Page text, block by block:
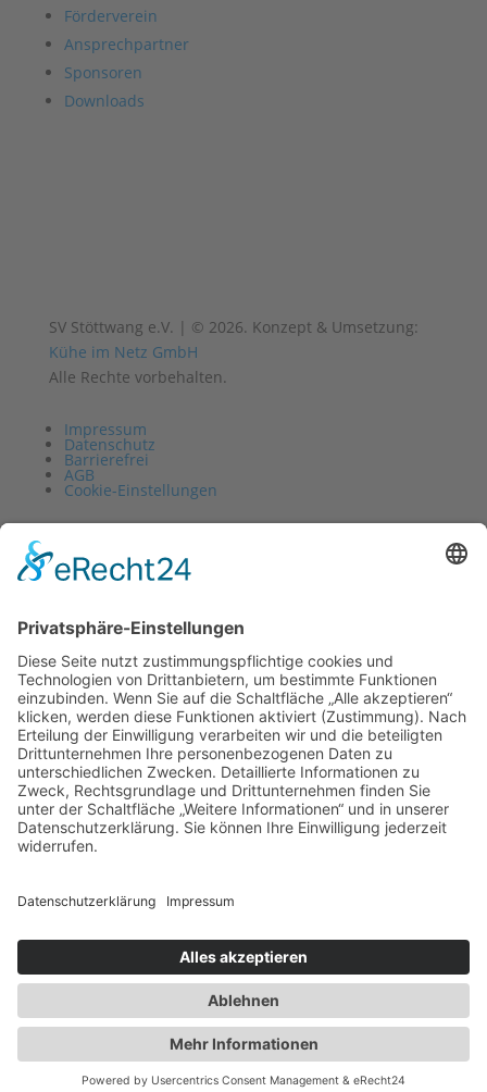
Förderverein
Ansprechpartner
Sponsoren
Downloads
SV Stöttwang e.V. | © 2026. Konzept & Umsetzung:
Kühe im Netz GmbH
Alle Rechte vorbehalten.
Impressum
Datenschutz
Barrierefrei
AGB
Cookie-Einstellungen
Vertrag widerrufen
Impressum
Datenschutz
Barrierefrei
AGB
Cookie-Einstellungen
0
Dein Warenkorb ist leer Zurück zum Shop
weiter einkaufen